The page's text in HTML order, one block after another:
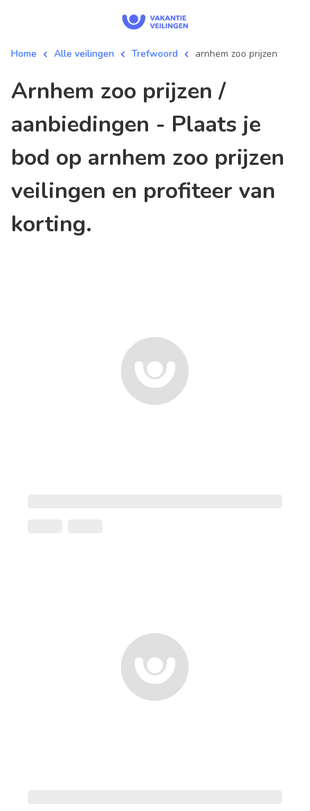
Home Alle veilingen Trefwoord arnhem zoo prijzen
arnhem zoo prijzen /
aanbiedingen - Plaats je
bod op arnhem zoo prijzen
veilingen en profiteer van
korting.